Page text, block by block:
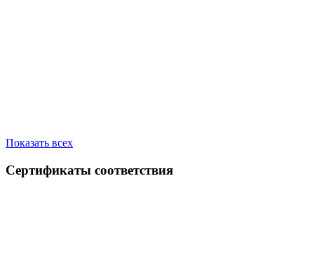
Показать всех
Сертификаты соответствия